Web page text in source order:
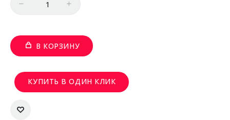
В КОРЗИНУ
КУПИТЬ В ОДИН КЛИК